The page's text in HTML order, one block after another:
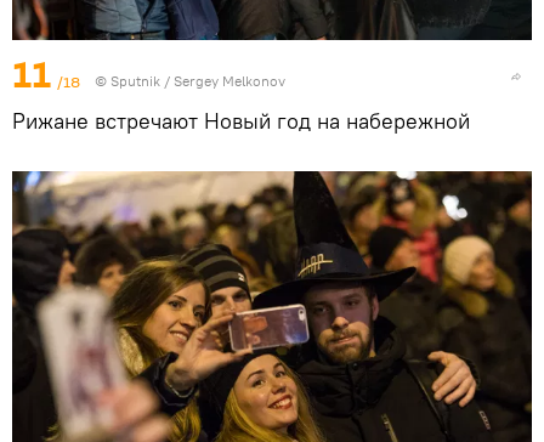
11 /18 © Sputnik / Sergey Melkonov
Рижане встречают Новый год на набережной